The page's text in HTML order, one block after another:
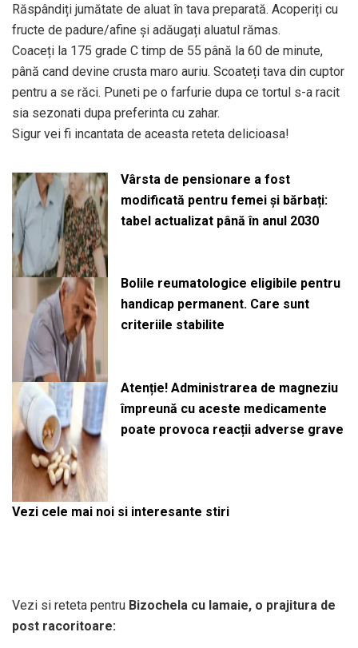
Răspândiți jumătate de aluat în tava preparată. Acoperiți cu
fructe de padure/afine și adăugați aluatul rămas.
Coaceți la 175 grade C timp de 55 până la 60 de minute,
până cand devine crusta maro auriu. Scoateți tava din cuptor
pentru a se răci. Puneti pe o farfurie dupa ce tortul s-a racit
sia sezonati dupa preferinta cu zahar.
Sigur vei fi incantata de aceasta reteta delicioasa!
Vârsta de pensionare a fost
modificată pentru femei și bărbați:
tabel actualizat până în anul 2030
Bolile reumatologice eligibile pentru
handicap permanent. Care sunt
criteriile stabilite
Atenție! Administrarea de magneziu
împreună cu aceste medicamente
poate provoca reacții adverse grave
Vezi cele mai noi si interesante stiri
Vezi si reteta pentru Bizochela cu lamaie, o prajitura de
post racoritoare: